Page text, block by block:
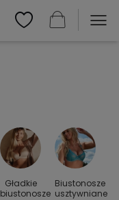
Gładkie
biustonosze
Biustonosze
usztywniane